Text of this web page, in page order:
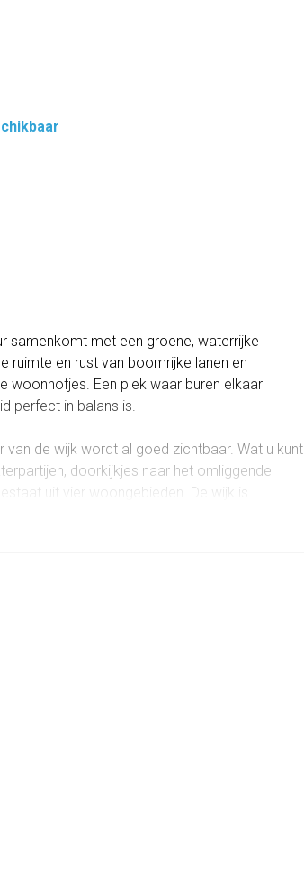
samenkomt met een groene, waterrijke
ruimte en rust van boomrijke lanen en
woonhofjes. Een plek waar buren elkaar
perfect in balans is.
van de wijk wordt al goed zichtbaar. Wat u kunt
doorkijkjes naar het omliggende
uit vier woongebieden. De wijk is
een prominente rol spelen in het straatbeeld.